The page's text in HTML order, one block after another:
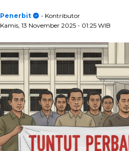
Penerbit
- Kontributor
Kamis, 13 November 2025 - 01:25 WIB